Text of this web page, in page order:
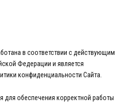
в соответствии с действующим
Федерации и является
конфиденциальности Сайта.
для обеспечения корректной работы